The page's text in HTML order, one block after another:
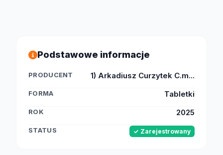
Podstawowe informacje
PRODUCENT 1) Arkadiusz Curzytek C.m...
FORMA Tabletki
ROK 2025
STATUS ✓ Zarejestrowany